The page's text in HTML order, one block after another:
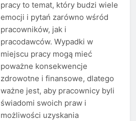
pracy to temat, który budzi wiele
emocji i pytań zarówno wśród
pracowników, jak i
pracodawców. Wypadki w
miejscu pracy mogą mieć
poważne konsekwencje
zdrowotne i finansowe, dlatego
ważne jest, aby pracownicy byli
świadomi swoich praw i
możliwości uzyskania